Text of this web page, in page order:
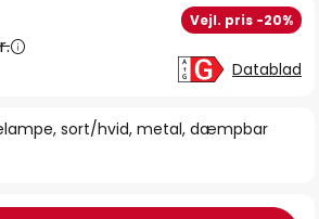
sort/hvid, metal, dæmpbar
Vejl. pris -20%
Datablad